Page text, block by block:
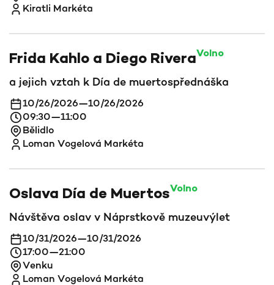
Kiratli Markéta
Frida Kahlo a Diego RiveraVolno
a jejich vztah k Día de muertospřednáška
10/26/2026—10/26/2026
09:30—11:00
Bělidlo
Loman Vogelová Markéta
Oslava Día de MuertosVolno
Návštěva oslav v Náprstkově muzeuvýlet
10/31/2026—10/31/2026
17:00—21:00
Venku
Loman Vogelová Markéta